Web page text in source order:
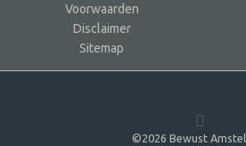
Voorwaarden
Disclaimer
Sitemap
©2026 Bewust